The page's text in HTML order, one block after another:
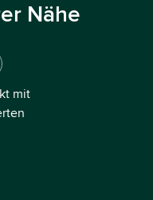
Nähe
mit